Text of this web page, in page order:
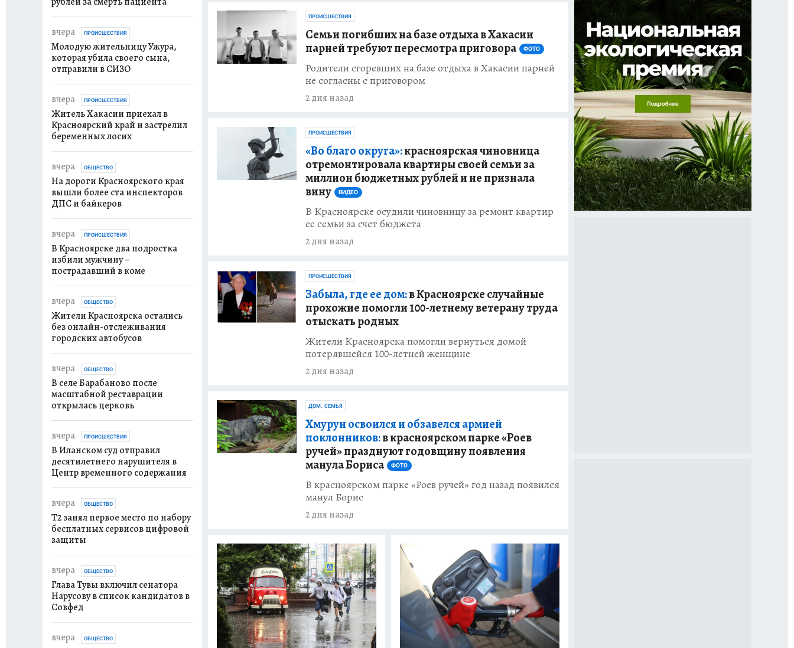
ПРОИСШЕСТВИЯ
Семьи погибших на базе отдыха в Хакасии
парней требуют пересмотра приговора
ФОТО
Родители сгоревших на базе отдыха в Хакасии парней
не согласны с приговором
2 дня назад
ПРОИСШЕСТВИЯ
«Во благо округа»:красноярская чиновница
отремонтировала квартиры своей семьи за
миллион бюджетных рублей и не признала
вину
ВИДЕО
В Красноярске осудили чиновницу за ремонт квартир
ее семьи за счет бюджета
2 дня назад
ПРОИСШЕСТВИЯ
Забыла, где ее дом:в Красноярске случайные
прохожие помогли 100-летнему ветерану труда
отыскать родных
Жители Красноярска помогли вернуться домой
потерявшейся 100-летней женщине
2 дня назад
ДОМ. СЕМЬЯ
Хмурун освоился и обзавелся армией
поклонников:в красноярском парке «Роев
ручей» празднуют годовщину появления
манула Бориса
ФОТО
В красноярском парке «Роев ручей» год назад появился
манул Борис
2 дня назад
вчера ПРОИСШЕСТВИЯ
Молодую жительницу Ужура,
которая убила своего сына,
отправили в СИЗО
вчера ПРОИСШЕСТВИЯ
Житель Хакасии приехал в
Красноярский край и застрелил
беременных лосих
вчера ОБЩЕСТВО
На дороги Красноярского края
вышли более ста инспекторов
ДПС и байкеров
вчера ПРОИСШЕСТВИЯ
В Красноярске два подростка
избили мужчину –
пострадавший в коме
вчера ОБЩЕСТВО
Жители Красноярска остались
без онлайн-отслеживания
городских автобусов
вчера ОБЩЕСТВО
В селе Барабаново после
масштабной реставрации
открылась церковь
вчера ПРОИСШЕСТВИЯ
В Иланском суд отправил
десятилетнего нарушителя в
Центр временного содержания
вчера ОБЩЕСТВО
Т2 занял первое место по набору
бесплатных сервисов цифровой
защиты
вчера ОБЩЕСТВО
Глава Тувы включил сенатора
Нарусову в список кандидатов в
Совфед
вчера ОБЩЕСТВО